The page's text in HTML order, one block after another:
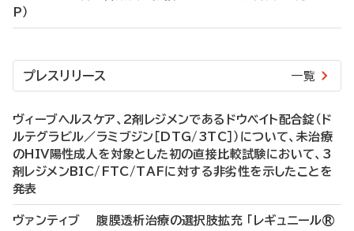
P）
プレスリリース 一覧
ヴィーブヘルスケア、2剤レジメンであるドウベイト配合錠（ド
ルテグラビル／ラミブジン［DTG/3TC］）について、未治療
のHIV陽性成人を対象とした初の直接比較試験において、3
剤レジメンBIC/FTC/TAFに対する非劣性を示したことを
発表
ヴァンティブ 腹膜透析治療の選択肢拡充 「レギュニール®